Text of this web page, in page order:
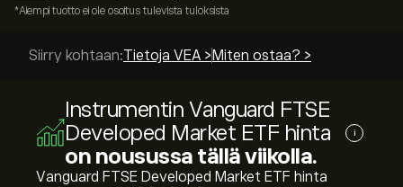
*Aiempi tuotto ei ole osoitus tulevista tuloksista
Siirry kohtaan:Tietoja VEA > Miten ostaa? >
Instrumentin Vanguard FTSE
Developed Market ETF hinta
on nousussa tällä viikolla.
i
Vanguard FTSE Developed Market ETF hinta